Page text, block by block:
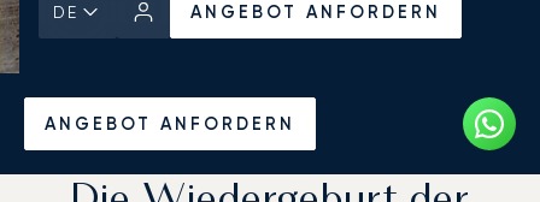
DE ANGEBOT ANFORDERN
ANGEBOT ANFORDERN